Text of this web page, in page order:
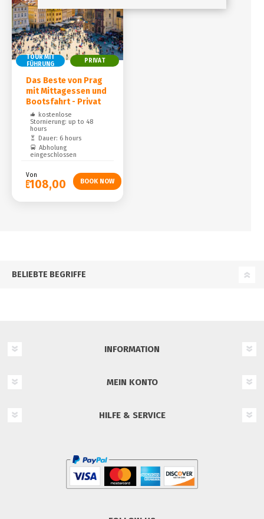
TOUR MIT
FÜHRUNG
PRIVAT
Das Beste von Prag
mit Mittagessen und
Bootsfahrt - Privat
kostenlose
Stornierung: up to 48
hours
Dauer: 6 hours
Abholung
eingeschlossen
Von
€108,00
BELIEBTE BEGRIFFE
INFORMATION
MEIN KONTO
HILFE & SERVICE